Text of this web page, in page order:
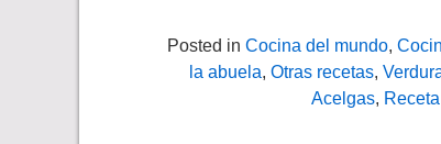
Posted in Cocina del mundo,
la abuela, Otras recetas,
Acelgas,